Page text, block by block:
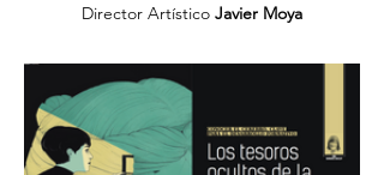
Director Artístico Javier Moya